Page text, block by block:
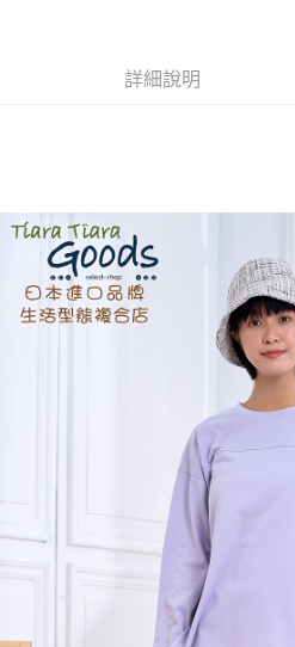
２．便利：只要手機號碼，簡訊認證，即
３．收到繳費通知簡訊後14天內，點擊此
ATM／網路銀行／等多元方式進行付款，
※ 請注意：結帳手續完成當下不需立刻繳
購買商品的店家。未經商家同意取消之訂
後付繳納相關費用。
※ 交易是否成功請以「AFTEE先享後付
是否繳費成功／繳費後需取消欲退款等相
https://
１．透過由恩沛科技股份有限公司提供之
易，需依本服務之必要範圍內提供個人資
權轉讓予恩沛科技股份有限公司。
２．關於個人資料處理事宜，請瀏覽以下
https://aftee.tw/terms/#terms3
３．未成年的使用者請事先徵得法定代理
「AFTEE先享後付」，若未經同意申辦
４．使用「AFTEE先享後付」時，將依
時審查核予不同之上限額度；若仍有額度
每筆NT$60，滿NT$1,800(含以上)免
7-11取貨付款
每筆NT$60，滿NT$2,000(含以上)免
每筆NT$60，滿NT$2,000(含以上)免
黑貓宅急便(包裹尺寸60cm以下)
每筆NT$100，滿NT$2,000(含以上)
黑貓宅急便(包裹尺寸90cm以下)
每筆NT$140，滿NT$2,000(含以上)
詳細說明